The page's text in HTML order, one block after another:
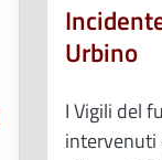
Urbino
I Vigili del
intervenuti